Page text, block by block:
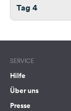
Tag 4
SERVICE
Hilfe
Über uns
Presse